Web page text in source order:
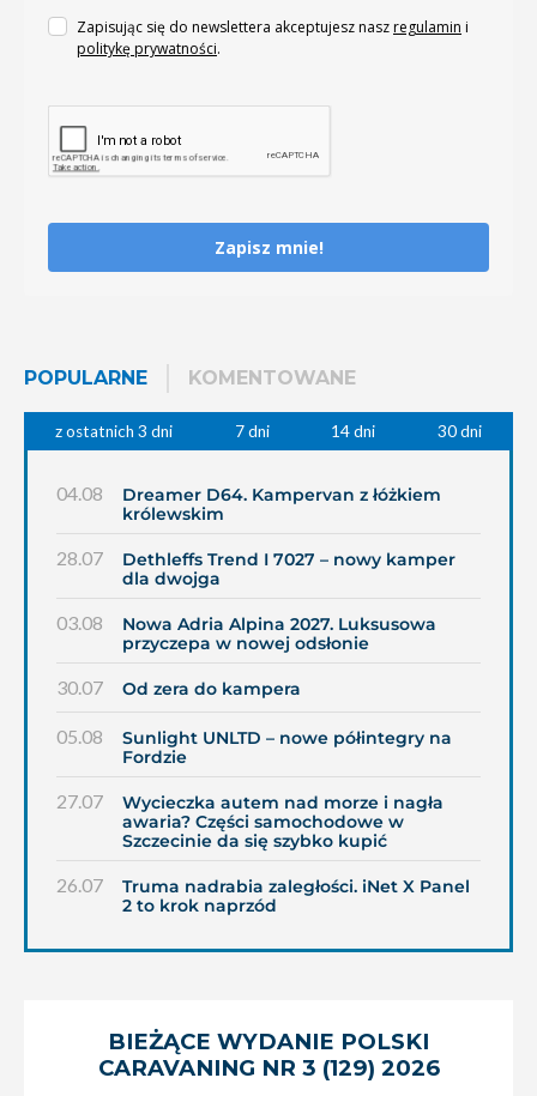
Zapisując się do newslettera akceptujesz naszregulamin i
politykę prywatności.
Zapisz mnie!
POPULARNE KOMENTOWANE
z ostatnich 3 dni 7 dni 14 dni 30 dni
04.08
Dreamer D64. Kampervan z łóżkiem
królewskim
28.07
Dethleffs Trend I 7027 – nowy kamper
dla dwojga
03.08
Nowa Adria Alpina 2027. Luksusowa
przyczepa w nowej odsłonie
30.07 Od zera do kampera
05.08
Sunlight UNLTD – nowe półintegry na
Fordzie
27.07
Wycieczka autem nad morze i nagła
awaria? Części samochodowe w
Szczecinie da się szybko kupić
26.07
Truma nadrabia zaległości. iNet X Panel
2 to krok naprzód
BIEŻĄCE WYDANIE POLSKI
CARAVANING NR 3 (129) 2026